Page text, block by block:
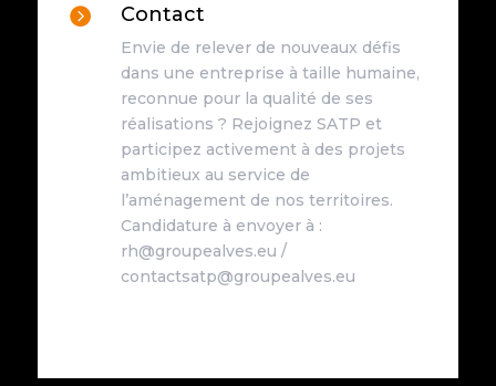
 Contact
Envie de relever de nouveaux défis
dans une entreprise à taille humaine,
reconnue pour la qualité de ses
réalisations ? Rejoignez SATP et
participez activement à des projets
ambitieux au service de
l’aménagement de nos territoires.
Candidature à envoyer à :
rh@groupealves.eu /
contactsatp@groupealves.eu